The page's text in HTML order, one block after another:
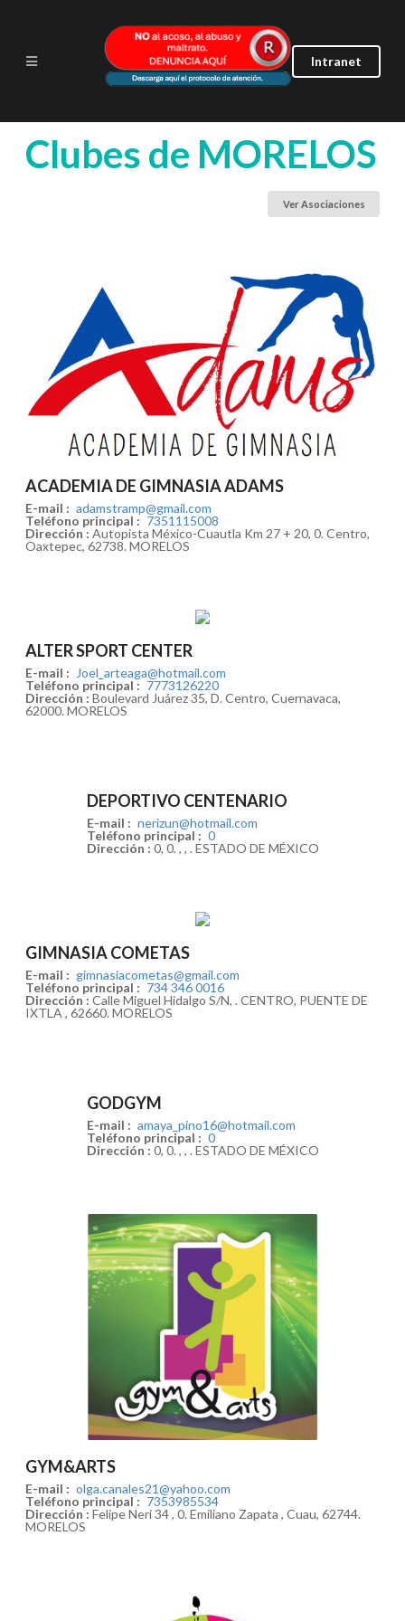
Intranet
Clubes de MORELOS
Ver Asociaciones
ACADEMIA DE GIMNASIA ADAMS
E-mail : adamstramp@gmail.com
Teléfono principal : 7351115008
Dirección : Autopista México-Cuautla Km 27 + 20, 0. Centro,
Oaxtepec, 62738. MORELOS
ALTER SPORT CENTER
E-mail :
Joel_arteaga@hotmail.com
Teléfono principal : 7773126220
Dirección : Boulevard Juárez 35, D. Centro, Cuernavaca,
62000. MORELOS
DEPORTIVO CENTENARIO
E-mail : nerizun@hotmail.com
Teléfono principal : 0
Dirección : 0, 0. , , . ESTADO DE MÉXICO
GIMNASIA COMETAS
E-mail : gimnasiacometas@gmail.com
Teléfono principal : 734 346 0016
Dirección : Calle Miguel Hidalgo S/N, . CENTRO, PUENTE DE
IXTLA , 62660. MORELOS
GODGYM
E-mail : amaya_pino16@hotmail.com
Teléfono principal : 0
Dirección : 0, 0. , , . ESTADO DE MÉXICO
GYM&ARTS
E-mail : olga.canales21@yahoo.com
Teléfono principal : 7353985534
Dirección : Felipe Neri 34 , 0. Emiliano Zapata , Cuau, 62744.
MORELOS